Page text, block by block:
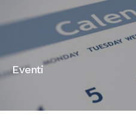
Eventi